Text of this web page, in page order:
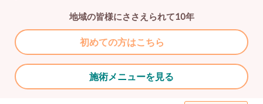
地域の皆様にささえられて10年
初めての方はこちら
施術メニューを見る